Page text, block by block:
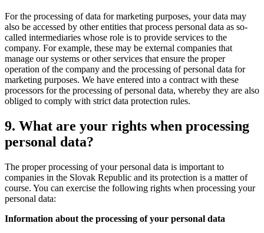
For the processing of data for marketing purposes, your data may
also be accessed by other entities that process personal data as so-
called intermediaries whose role is to provide services to the
company. For example, these may be external companies that
manage our systems or other services that ensure the proper
operation of the company and the processing of personal data for
marketing purposes. We have entered into a contract with these
processors for the processing of personal data, whereby they are also
obliged to comply with strict data protection rules.
9. What are your rights when processing
personal data?
The proper processing of your personal data is important to
companies in the Slovak Republic and its protection is a matter of
course. You can exercise the following rights when processing your
personal data:
Information about the processing of your personal data